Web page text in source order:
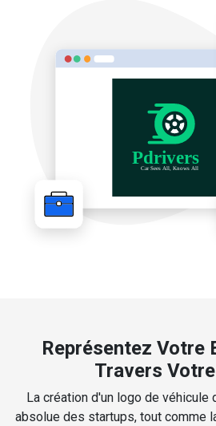
Représentez Votre
Travers
La création d'un logo de
absolue des startups, tout comme